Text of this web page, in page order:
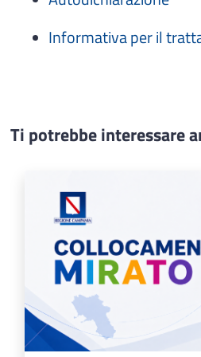
Informativa per il
Ti potrebbe interessare